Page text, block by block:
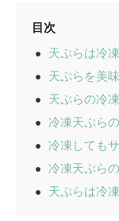
目次
天ぷらは冷
天ぷらを美
天ぷらの冷
冷凍天ぷら
冷凍しても
冷凍天ぷら
天ぷらは冷